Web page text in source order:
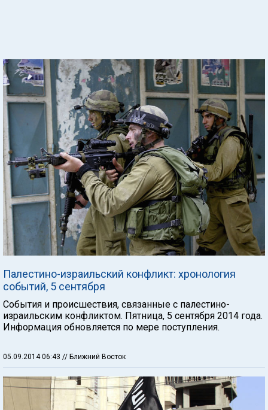
Палестино-израильский конфликт: хронология
событий, 5 сентября
События и происшествия, связанные с палестино-
израильским конфликтом. Пятница, 5 сентября 2014 года.
Информация обновляется по мере поступления.
05.09.2014 06:43 // Ближний Восток